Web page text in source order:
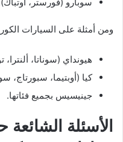
ومن أمثلة على السيارات
هيونداي (سوناتا،
كيا (أوبتيما، سبورتاج،
جينيسيس بجميع فئاتها.
الأسئلة